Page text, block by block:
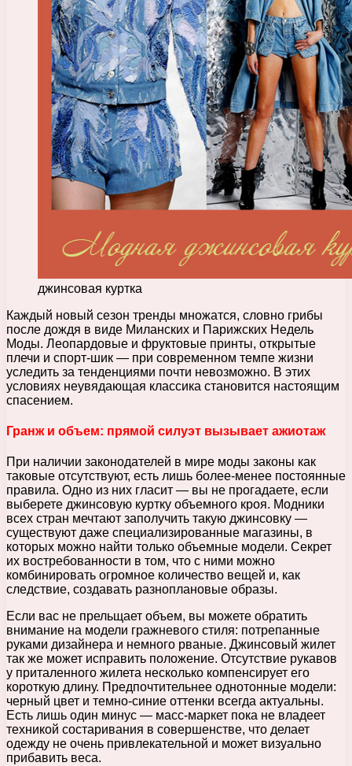
джинсовая куртка
Каждый новый сезон тренды множатся, словно грибы
после дождя в виде Миланских и Парижских Недель
Моды. Леопардовые и фруктовые принты, открытые
плечи и спорт-шик — при современном темпе жизни
уследить за тенденциями почти невозможно. В этих
условиях неувядающая классика становится настоящим
спасением.
Гранж и объем: прямой силуэт вызывает ажиотаж
При наличии законодателей в мире моды законы как
таковые отсутствуют, есть лишь более-менее постоянные
правила. Одно из них гласит — вы не прогадаете, если
выберете джинсовую куртку объемного кроя. Модники
всех стран мечтают заполучить такую джинсовку —
существуют даже специализированные магазины, в
которых можно найти только объемные модели. Секрет
их востребованности в том, что с ними можно
комбинировать огромное количество вещей и, как
следствие, создавать разноплановые образы.
Если вас не прельщает объем, вы можете обратить
внимание на модели гражневого стиля: потрепанные
руками дизайнера и немного рваные. Джинсовый жилет
так же может исправить положение. Отсутствие рукавов
у приталенного жилета несколько компенсирует его
короткую длину. Предпочтительнее однотонные модели:
черный цвет и темно-синие оттенки всегда актуальны.
Есть лишь один минус — масс-маркет пока не владеет
техникой состаривания в совершенстве, что делает
одежду не очень привлекательной и может визуально
прибавить веса.